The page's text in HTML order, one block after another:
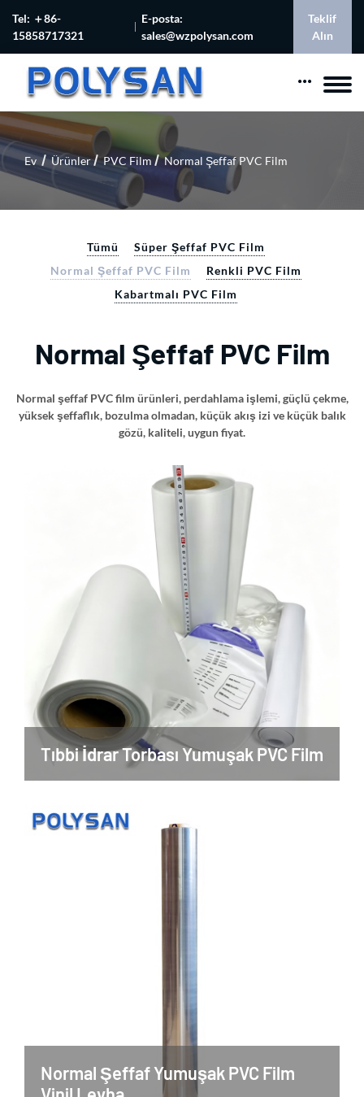
Tel: ＋86-
15858717321
E-posta:
sales@wzpolysan.com
Teklif
Alın
Ev Ürünler PVC Film Normal Şeffaf PVC Film
Tümü
Süper Şeffaf PVC Film
Normal Şeffaf PVC Film
Renkli PVC Film
Kabartmalı PVC Film
Normal Şeffaf PVC Film
Normal şeffaf PVC film ürünleri, perdahlama işlemi, güçlü çekme,
yüksek şeffaflık, bozulma olmadan, küçük akış izi ve küçük balık
gözü, kaliteli, uygun fiyat.
Tıbbi İdrar Torbası Yumuşak PVC Film
Normal Şeffaf Yumuşak PVC Film